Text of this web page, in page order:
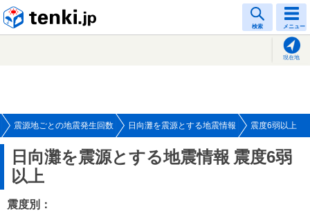
検索 メニュー
現在地
震源地ごとの地震発生回数 日向灘を震源とする地震情報 震度6弱以上
日向灘を震源とする地震情報 震度6弱
以上
震度別：